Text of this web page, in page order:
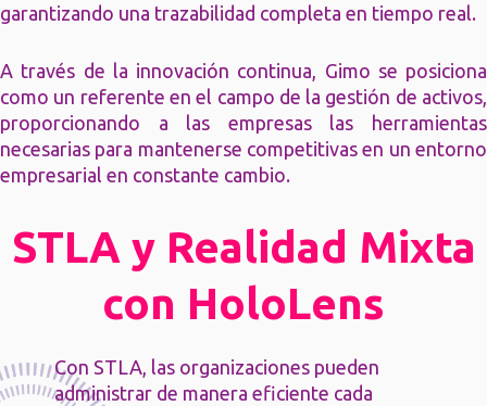
garantizando una trazabilidad completa en tiempo real.
A través de la innovación continua, Gimo se posiciona
como un referente en el campo de la gestión de activos,
proporcionando a las empresas las herramientas
necesarias para mantenerse competitivas en un entorno
empresarial en constante cambio.
STLA y Realidad Mixta
con HoloLens
Con STLA, las organizaciones pueden
administrar de manera eficiente cada